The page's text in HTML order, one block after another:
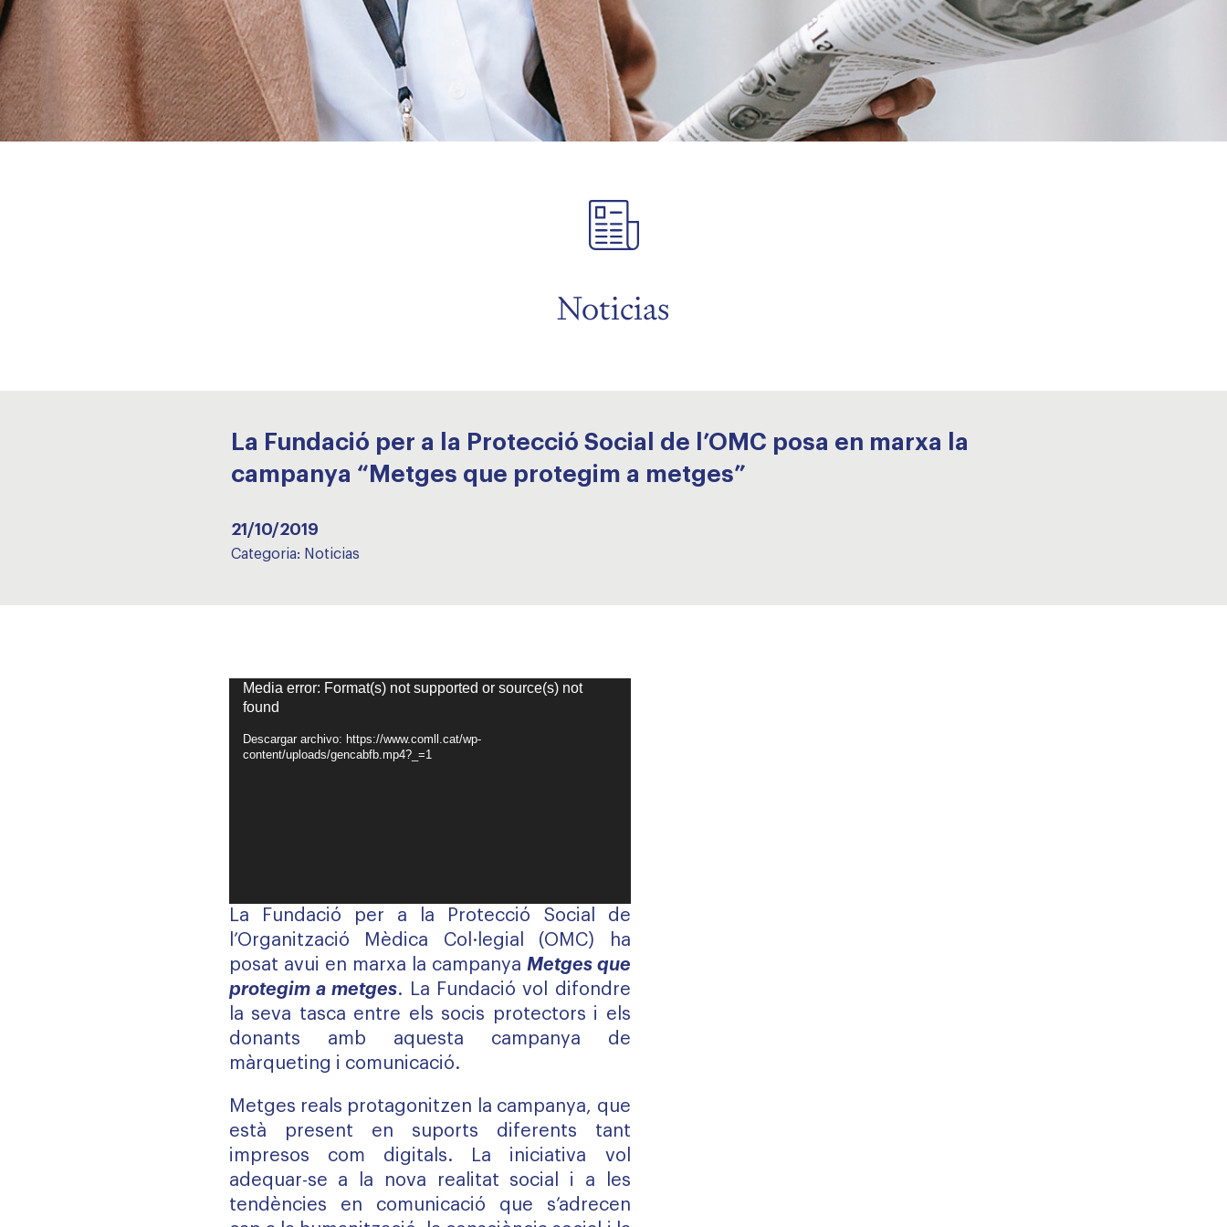
Noticias
La Fundació per a la Protecció Social de l’OMC posa en marxa la
campanya “Metges que protegim a metges”
21/10/2019
Categoria: Noticias
Reproductor
de
vídeo
Media error: Format(s) not supported or source(s) not
found
Descargar archivo: https://www.comll.cat/wp-
content/uploads/gencabfb.mp4?_=1
La Fundació per a la Protecció Social de
l’Organització Mèdica Col·legial (OMC) ha
posat avui en marxa la campanya Metges que
protegim a metges. La Fundació vol difondre
la seva tasca entre els socis protectors i els
donants amb aquesta campanya de
màrqueting i comunicació.
Metges reals protagonitzen la campanya, que
està present en suports diferents tant
impresos com digitals. La iniciativa vol
adequar-se a la nova realitat social i a les
tendències en comunicació que s’adrecen